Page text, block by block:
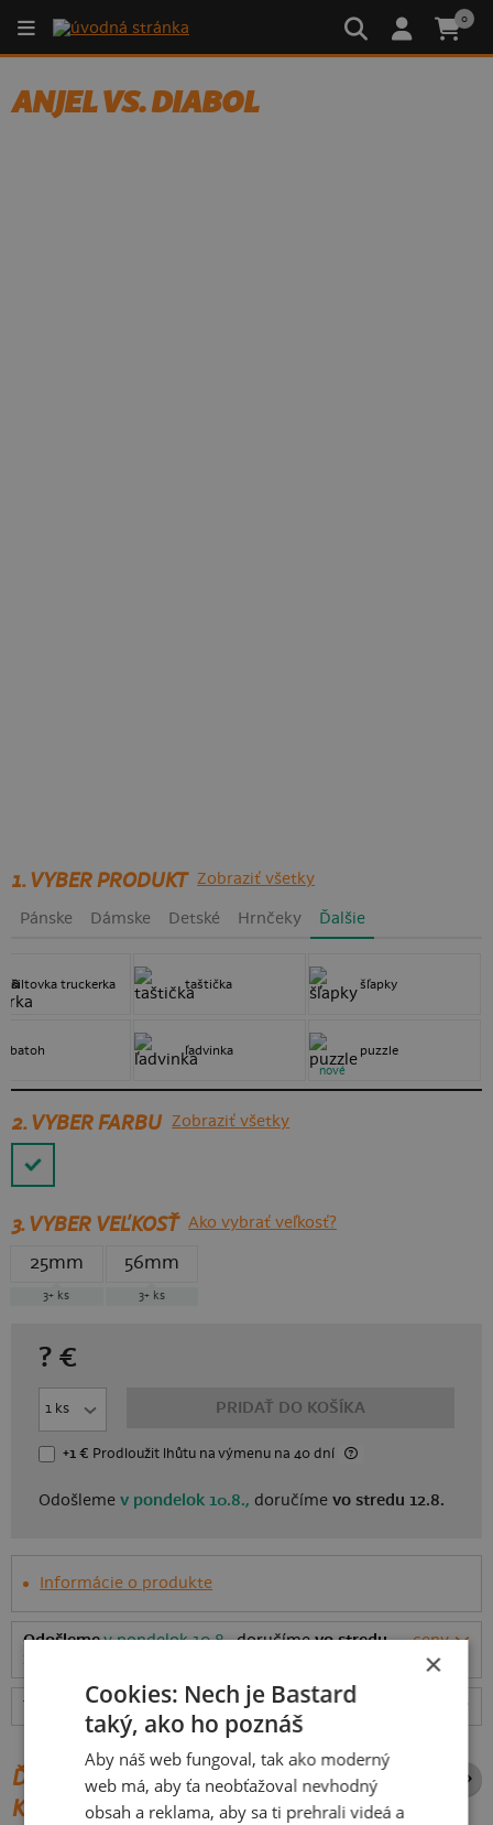
0
ANJEL VS. DIABOL
1. VYBER PRODUKT Zobraziť všetky
Pánske Dámske Detské Hrnčeky Ďalšie
šiltovka truckerka
batoh
taštička
ľadvinka
šľapky
puzzle
nové
2. VYBER FARBU Zobraziť všetky
3.VYBER VEĽKOSŤ Ako vybrať veľkosť?
25mm
3+ ks
56mm
3+ ks
? €
PRIDAŤ DO KOŠÍKA
+1 € Prodloužit lhůtuna výmenu na 40 dní
Odošlemev pondelok 10.8., doručímevo stredu 12.8.
Informácie o produkte
Odošlemev pondelok 10.8.,doručímevo stredu
ceny
Tabuľka veľkostí: Akú vybrať?
ĎALŠIE POTLAČE Z ROVNAKEJ
KATEGÓRIE
×
Cookies: Nech je Bastard
taký, ako ho poznáš
Aby náš web fungoval, tak ako moderný
web má, aby ťa neobťažoval nevhodný
obsah a reklama, aby sa ti prehrali videá a